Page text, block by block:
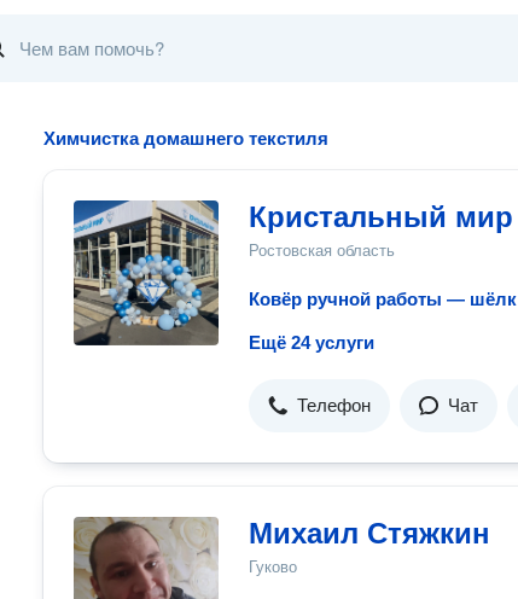
Химчистка домашнего текстиля
Кристальный мир
Ростовская область
Ковёр ручной работы — шёлк
Ещё 24 услуги
Телефон Чат
Михаил Стяжкин
Гуково